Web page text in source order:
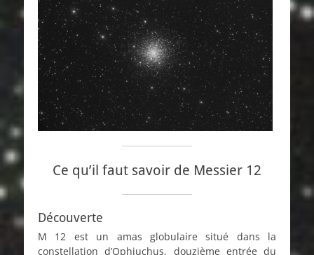
Ce qu’il faut savoir de Messier 12
Découverte
M 12 est un amas globulaire situé dans la
constellation d’Ophiuchus, douzième entrée du